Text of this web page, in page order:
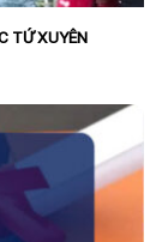
TỨ XUYÊN